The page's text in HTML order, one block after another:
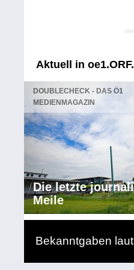
Aktuell in
DOUBLECHECK - DAS Ö1
MEDIENMAGAZIN
Die letzte
Meile
Bekanntgaben